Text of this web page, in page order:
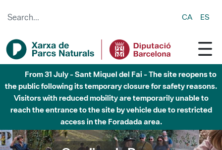
CA ES
Fins al desembre de 2026 - Parc Fluvial Besòs -
Afectacions a la llera del Parc Fluvial del Besòs degut a
obres de construcció d'una passera sobre el riu
Gaudim als Parcs